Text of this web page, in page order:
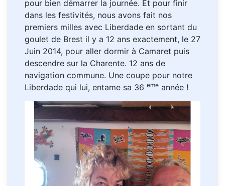
pour bien démarrer la journée. Et pour finir
dans les festivités, nous avons fait nos
premiers milles avec Liberdade en sortant du
goulet de Brest il y a 12 ans exactement, le 27
Juin 2014, pour aller dormir à Camaret puis
descendre sur la Charente. 12 ans de
navigation commune. Une coupe pour notre
Liberdade qui lui, entame sa 36 eme année !